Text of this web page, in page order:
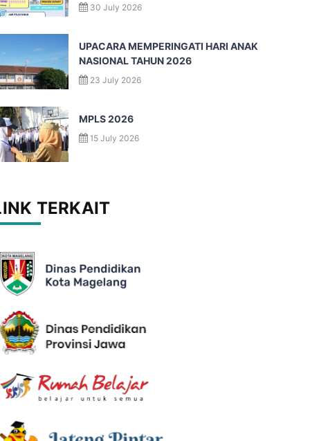
30 July 2026
UPACARA MEMPERINGATI HARI ANAK
NASIONAL TAHUN 2026
23 July 2026
MPLS 2026
15 July 2026
TERKAIT